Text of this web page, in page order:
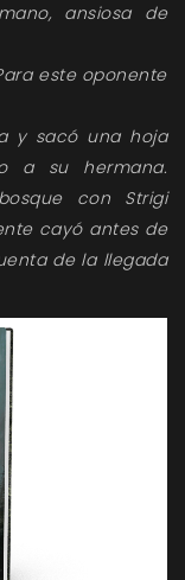
ansiosa de
este oponente
y sacó una hoja
a su hermana.
con Strigi
cayó antes de
de la llegada